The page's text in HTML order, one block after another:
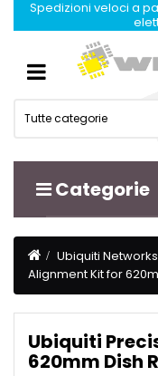
Spedizioni veloci a
Tutte categorie
Categorie
Toggle
Ubiquiti Networks
Alignment Kit for
Ubiquiti
620mm Dish